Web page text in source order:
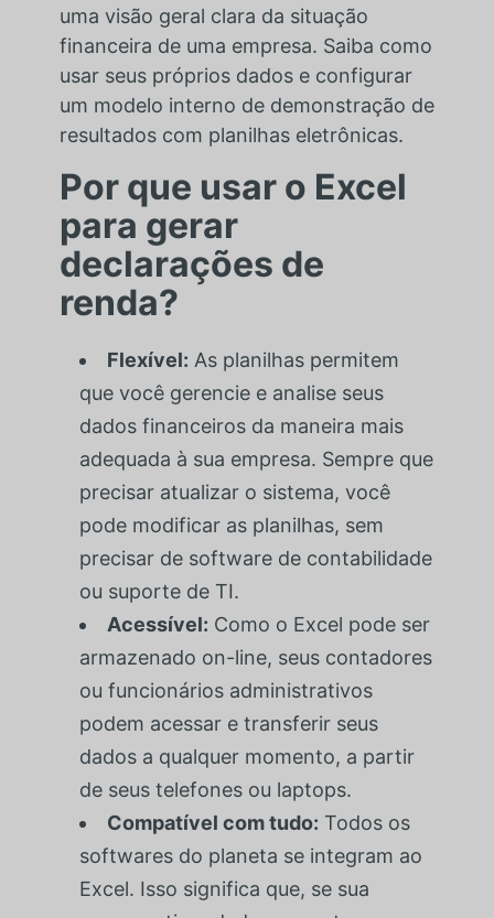
uma visão geral clara da situação
financeira de uma empresa. Saiba como
usar seus próprios dados e configurar
um modelo interno de demonstração de
resultados com planilhas eletrônicas.
Por que usar o Excel
para gerar
declarações de
renda?
Flexível: As planilhas permitem
que você gerencie e analise seus
dados financeiros da maneira mais
adequada à sua empresa. Sempre que
precisar atualizar o sistema, você
pode modificar as planilhas, sem
precisar de software de contabilidade
ou suporte de TI.
Acessível: Como o Excel pode ser
armazenado on-line, seus contadores
ou funcionários administrativos
podem acessar e transferir seus
dados a qualquer momento, a partir
de seus telefones ou laptops.
Compatível com tudo: Todos os
softwares do planeta se integram ao
Excel. Isso significa que, se sua